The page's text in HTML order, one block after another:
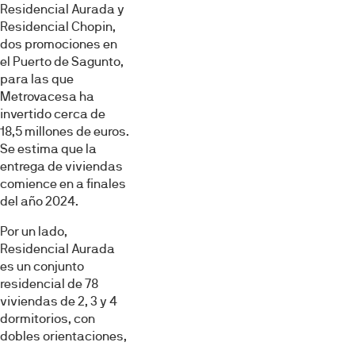
Residencial Aurada y
Residencial Chopin,
dos promociones en
el Puerto de Sagunto,
para las que
Metrovacesa ha
invertido cerca de
18,5 millones de euros.
Se estima que la
entrega de viviendas
comience en a finales
del año 2024.
Por un lado,
Residencial Aurada
es un conjunto
residencial de 78
viviendas de 2, 3 y 4
dormitorios, con
dobles orientaciones,